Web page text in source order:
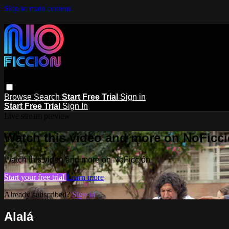
Skip to main content
Browse Search Start Free Trial Sign in
Start Free Trial Sign In
Watch this video and more on
Watch this video and more on NoFicción
Start your free trial Learn more
Already subscribed?Sign in
Alalá